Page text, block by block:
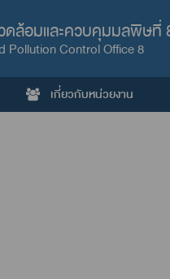
ดล้อมและควบคุมมลพิษที่
Pollution Control Office 8
เกี่ยวกับหน่วยงาน